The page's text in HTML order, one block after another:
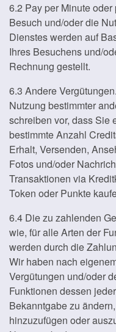
6.2 Pay per Minute
Besuch und/oder die
Dienstes werden auf
Ihres Besuchens und/
Rechnung gestellt.
6.3 Andere
Nutzung bestimmter
schreiben vor, dass Sie
bestimmte Anzahl
Erhalt, Versenden,
Fotos und/oder
Transaktionen via
Token oder Punkte
6.4 Die zu zahlenden
wie, für alle Arten der
werden durch die
Wir haben nach
Vergütungen und/oder
Funktionen dessen
Bekanntgabe zu
hinzuzufügen oder